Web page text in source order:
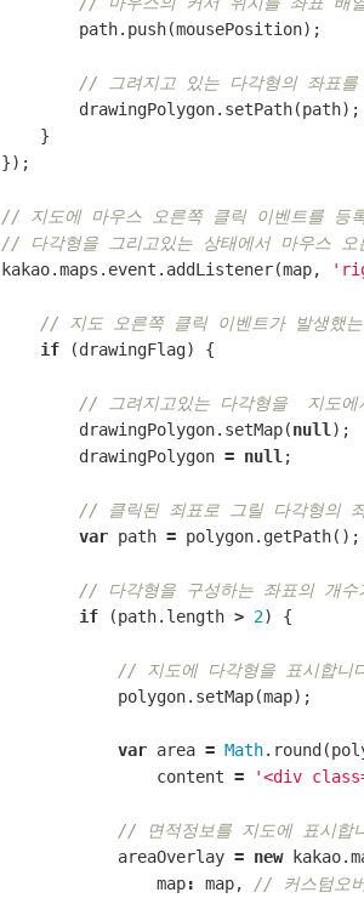
path. push(mousePosition);
// 그려지고 있는 다각형의 좌표를
drawingPolygon. setPath(path);
}
});
// 지도에 마우스 오른쪽 클릭 이벤트를 등
// 다각형을 그리고있는 상태에서 마우스 오
kakao.maps . event . addListener(map,
// 지도 오른쪽 클릭 이벤트가 발생했
if
(drawingFlag) {
// 그려지고있는 다각형을  지도에
drawingPolygon. setMap(null );
drawingPolygon = null ;
// 클릭된 죄표로 그릴 다각형의
var path = polygon. getPath();
// 다각형을 구성하는 좌표의 개수
if
(path. length > 2) {
// 지도에 다각형을 표시합니
polygon. setMap(map);
var area = Math. round (
content = '<div
// 면적정보를 지도에 표시합
areaOverlay = new kakao.
map: map,
// 커스텀오